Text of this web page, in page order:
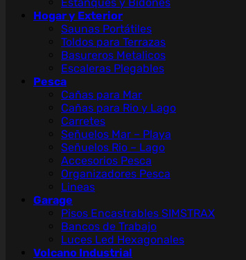
Hogar y Exterior
Saunas Portátiles
Toldos para Terrazas
Basureros Metalicos
Escaleras Plegables
Pesca
Cañas para Mar
Cañas para Rio y Lago
Carretes
Señuelos Mar – Playa
Señuelos Rio – Lago
Accesorios Pesca
Organizadores Pesca
Lineas
Garage
Pisos Encastrables SIMSTRAX
Bancos de Trabajo
Luces Led Hexagonales
Volcano Industrial